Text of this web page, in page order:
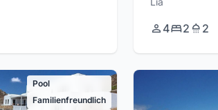
4 2 2
Pool
Familienfreundlich